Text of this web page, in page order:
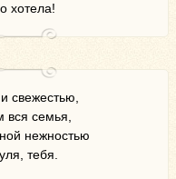
хотела!
свежестью,
вся семья,
нежностью
тебя.